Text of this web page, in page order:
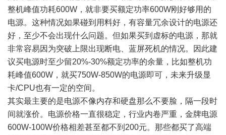
整机峰值功耗600W，就非要买额定功率600W刚好够用的
电源。这种情况如果碰到用料好，有容量冗余设计的电源还
好，至少不会出现什么问题。但如果买到虚标的电源，那就
非常容易因为突破上限出现断电、蓝屏死机的情况。因此建
议买电源时至少留20%-30%额定功率的余量，比如整机功
耗峰值600W，就买750W-850W的电源即可，未来升级显
卡/CPU也有一定的空间。
其实最主要的是电源不像内存和硬盘那么不要脸，隔一段时
间就涨价。电源价格一直很稳定，行业内卷严重，金牌电源
600W-100W价格相差甚至都不到200元。那些都买了高端